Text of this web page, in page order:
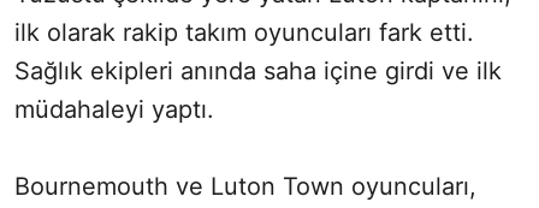
ilk olarak rakip takım oyuncuları fark etti.
Sağlık ekipleri anında saha içine girdi ve ilk
müdahaleyi yaptı.
Bournemouth ve Luton Town oyuncuları,